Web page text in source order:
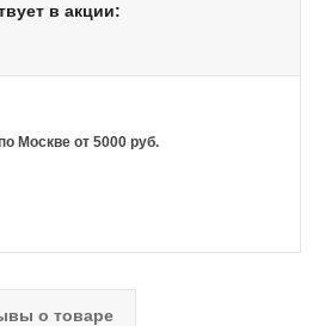
в акции:
Москве от 5000 руб.
о товаре